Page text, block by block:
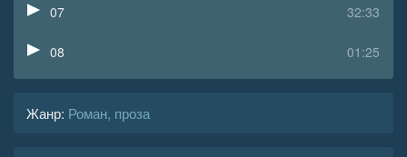
32:33
07
01:25
08
Жанр: Роман, проза